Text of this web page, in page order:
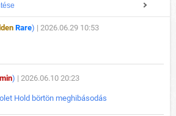
Rare) | 2026.06.29 10:53
) | 2026.06.10 20:23
Hold börtön meghibásodás